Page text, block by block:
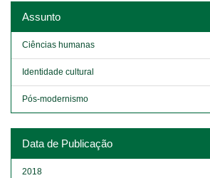
Assunto
Ciências humanas
Identidade cultural
Pós-modernismo
Data de Publicação
2018